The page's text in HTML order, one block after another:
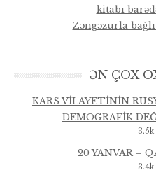
kitabı
Zəngəzurla
ƏN ÇOX
KARS VİLAYETİNİN
DEMOGRAFİK
3.5k
20 YANVAR –
3.4k